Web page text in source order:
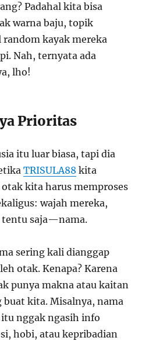
Padahal kita bisa
warna baju, topik
kayak mereka
Nah, ternyata ada
lho!
Prioritas
itu luar biasa, tapi dia
TRISULA88 kita
kita harus memproses
wajah mereka,
tentu saja—nama.
sering kali dianggap
otak. Kenapa? Karena
punya makna atau kaitan
buat kita. Misalnya, nama
nggak ngasih info
hobi, atau kepribadian